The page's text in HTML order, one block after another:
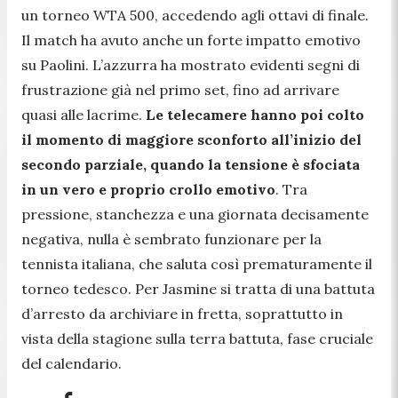
un torneo WTA 500, accedendo agli ottavi di finale.
Il match ha avuto anche un forte impatto emotivo
su Paolini. L’azzurra ha mostrato evidenti segni di
frustrazione già nel primo set, fino ad arrivare
quasi alle lacrime. Le telecamere hanno poi colto
il momento di maggiore sconforto all’inizio del
secondo parziale, quando la tensione è sfociata
in un vero e proprio crollo emotivo. Tra
pressione, stanchezza e una giornata decisamente
negativa, nulla è sembrato funzionare per la
tennista italiana, che saluta così prematuramente il
torneo tedesco. Per Jasmine si tratta di una battuta
d’arresto da archiviare in fretta, soprattutto in
vista della stagione sulla terra battuta, fase cruciale
del calendario.